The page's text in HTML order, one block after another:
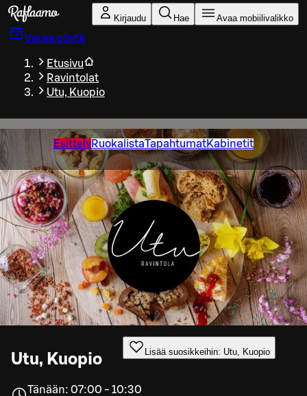
Siirry pääsisältöön
Kirjaudu Hae Avaa mobiilivalikko
Varaa pöytä
Etusivu
Ravintolat
Utu, Kuopio
EsittelyRuokalistaTapahtumatKabinetit
Utu, Kuopio Lisää suosikkeihin: Utu, Kuopio
Tänään: 07:00 - 10:30